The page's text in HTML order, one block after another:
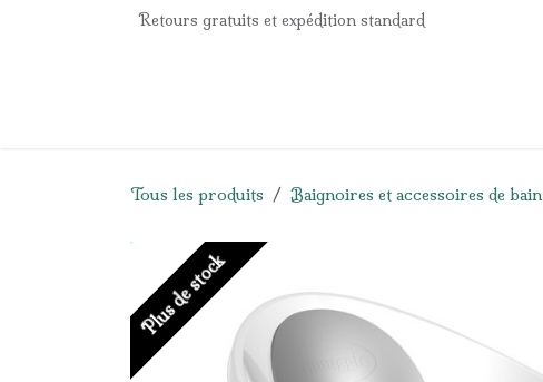
Se rendre au contenuRetours gratuits et expédition standard
Tous les produits Baignoires et accessoires de bain
Plus de stock